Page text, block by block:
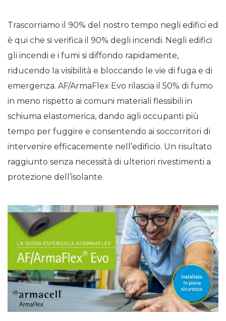
Trascorriamo il 90% del nostro tempo negli edifici ed
è qui che si verifica il 90% degli incendi. Negli edifici
gli incendi e i fumi si diffondo rapidamente,
riducendo la visibilità e bloccando le vie di fuga e di
emergenza. AF/ArmaFlex Evo rilascia il 50% di fumo
in meno rispetto ai comuni materiali flessibili in
schiuma elastomerica, dando agli occupanti più
tempo per fuggire e consentendo ai soccorritori di
intervenire efficacemente nell’edificio. Un risultato
raggiunto senza necessità di ulteriori rivestimenti a
protezione dell’isolante.